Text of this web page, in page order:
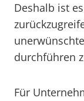
Deshalb ist
durchführen
Für